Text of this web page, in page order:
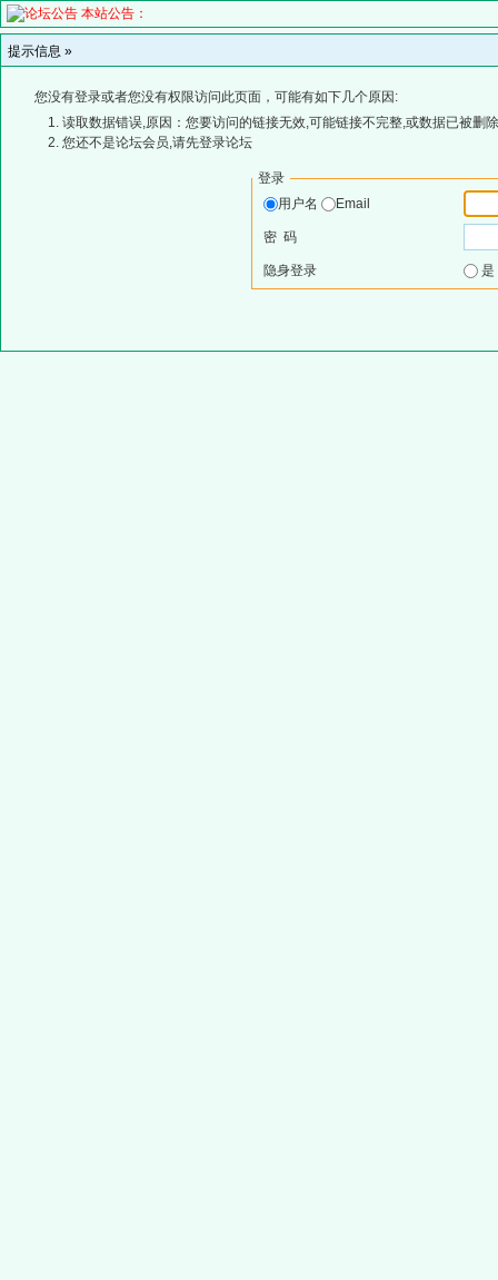
本站公告：
提示信息 »
您没有登录或者您没有权限访问此页面，可能有如下几个原因:
读取数据错误,原因：您要访问的链接无效,可能链接不完整,或数据已被删
您还不是论坛会员,请先登录论坛
登录
用户名
Email
密 码
隐身登录